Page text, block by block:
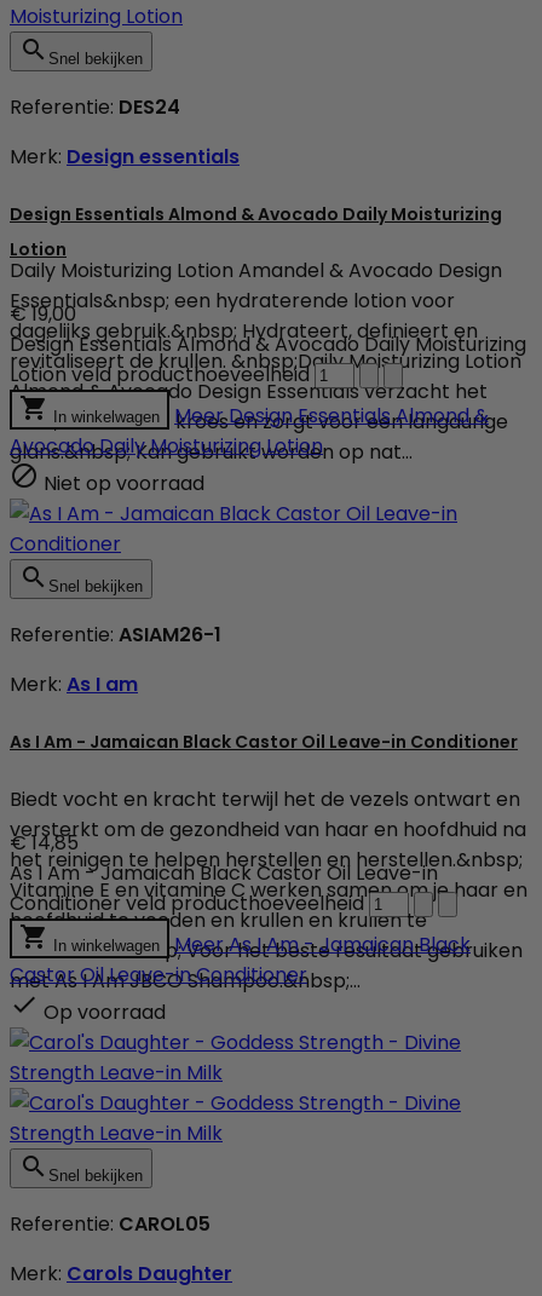
 Snel bekijken
Referentie: DES24
Merk: Design essentials
Design Essentials Almond & Avocado Daily Moisturizing
Lotion
Daily Moisturizing Lotion Amandel & Avocado Design
Essentials&nbsp; een hydraterende lotion voor
dagelijks gebruik.&nbsp; Hydrateert, definieert en
revitaliseert de krullen. &nbsp;Daily Moisturizing Lotion
Almond & Avocado Design Essentials verzacht het
haar, vermindert kroes en zorgt voor een langdurige
glans.&nbsp; Kan gebruikt worden op nat...
€ 19,00
Design Essentials Almond & Avocado Daily Moisturizing
Lotion veld producthoeveelheid
 In winkelwagen MeerDesign Essentials Almond &
Avocado Daily Moisturizing Lotion
 Niet op voorraad
 Snel bekijken
Referentie: ASIAM26-1
Merk: As I am
As I Am - Jamaican Black Castor Oil Leave-in Conditioner
Biedt vocht en kracht terwijl het de vezels ontwart en
versterkt om de gezondheid van haar en hoofdhuid na
het reinigen te helpen herstellen en herstellen.&nbsp;
Vitamine E en vitamine C werken samen om je haar en
hoofdhuid te voeden en krullen en krullen te
ontwarren.&nbsp; Voor het beste resultaat gebruiken
met As I Am JBCO Shampoo.&nbsp;...
€ 14,85
As I Am - Jamaican Black Castor Oil Leave-in
Conditioner veld producthoeveelheid
 In winkelwagen MeerAs I Am - Jamaican Black
Castor Oil Leave-in Conditioner
 Op voorraad
 Snel bekijken
Referentie: CAROL05
Merk: Carols Daughter